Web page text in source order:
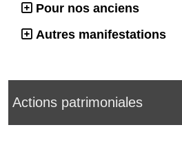
Pour nos anciens
Autres manifestations
Actions patrimoniales